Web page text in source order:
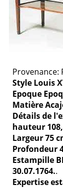
Provenance:
Style Louis
Epoque
Matière
Détails de
hauteur
Largeur 75
Profondeur
Estampille
30.07.1764..
Expertise